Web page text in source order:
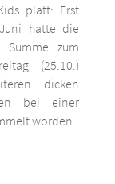
platt: Erst
hatte die
zum
(25.10.)
dicken
bei einer
worden.